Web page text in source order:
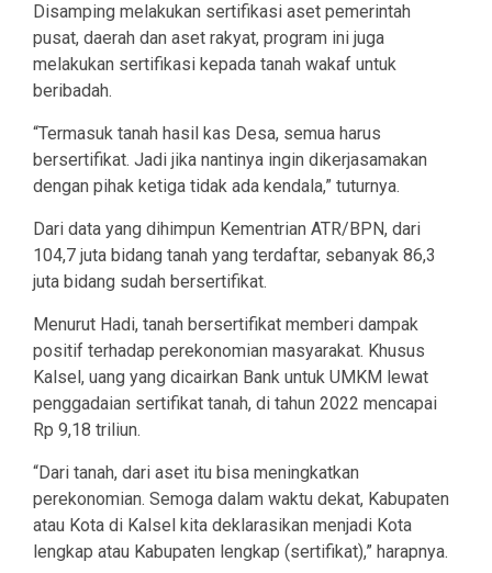
Disamping melakukan sertifikasi aset pemerintah
pusat, daerah dan aset rakyat, program ini juga
melakukan sertifikasi kepada tanah wakaf untuk
beribadah.
“Termasuk tanah hasil kas Desa, semua harus
bersertifikat. Jadi jika nantinya ingin dikerjasamakan
dengan pihak ketiga tidak ada kendala,” tuturnya.
Dari data yang dihimpun Kementrian ATR/BPN, dari
104,7 juta bidang tanah yang terdaftar, sebanyak 86,3
juta bidang sudah bersertifikat.
Menurut Hadi, tanah bersertifikat memberi dampak
positif terhadap perekonomian masyarakat. Khusus
Kalsel, uang yang dicairkan Bank untuk UMKM lewat
penggadaian sertifikat tanah, di tahun 2022 mencapai
Rp 9,18 triliun.
“Dari tanah, dari aset itu bisa meningkatkan
perekonomian. Semoga dalam waktu dekat, Kabupaten
atau Kota di Kalsel kita deklarasikan menjadi Kota
lengkap atau Kabupaten lengkap (sertifikat),” harapnya.